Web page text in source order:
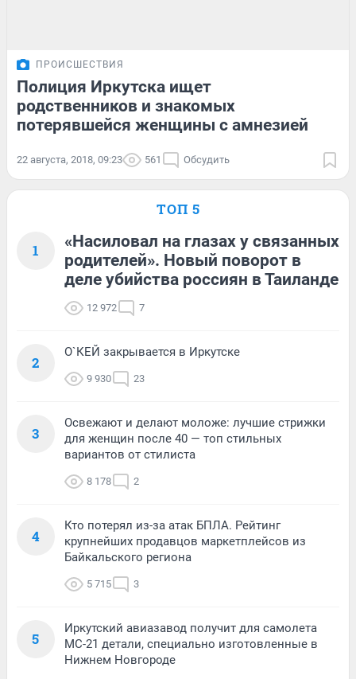
ПРОИСШЕСТВИЯ
Полиция Иркутска ищет
родственников и знакомых
потерявшейся женщины с амнезией
22 августа, 2018, 09:23 561 Обсудить
ТОП 5
1
«Насиловал на глазах у связанных
родителей». Новый поворот в
деле убийства россиян в Таиланде
12 972 7
2
О`КЕЙ закрывается в Иркутске
9 930 23
3
Освежают и делают моложе: лучшие стрижки
для женщин после 40 — топ стильных
вариантов от стилиста
8 178 2
4
Кто потерял из-за атак БПЛА. Рейтинг
крупнейших продавцов маркетплейсов из
Байкальского региона
5 715 3
5
Иркутский авиазавод получит для самолета
МС-21 детали, специально изготовленные в
Нижнем Новгороде